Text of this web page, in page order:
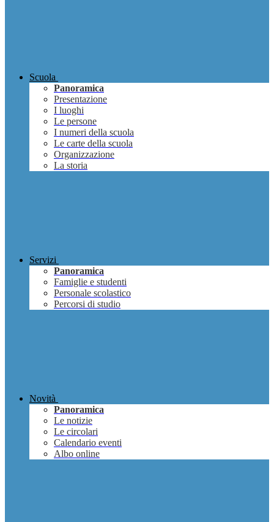
Scuola
Panoramica
Presentazione
I luoghi
Le persone
I numeri della scuola
Le carte della scuola
Organizzazione
La storia
Servizi
Panoramica
Famiglie e studenti
Personale scolastico
Percorsi di studio
Novità
Panoramica
Le notizie
Le circolari
Calendario eventi
Albo online